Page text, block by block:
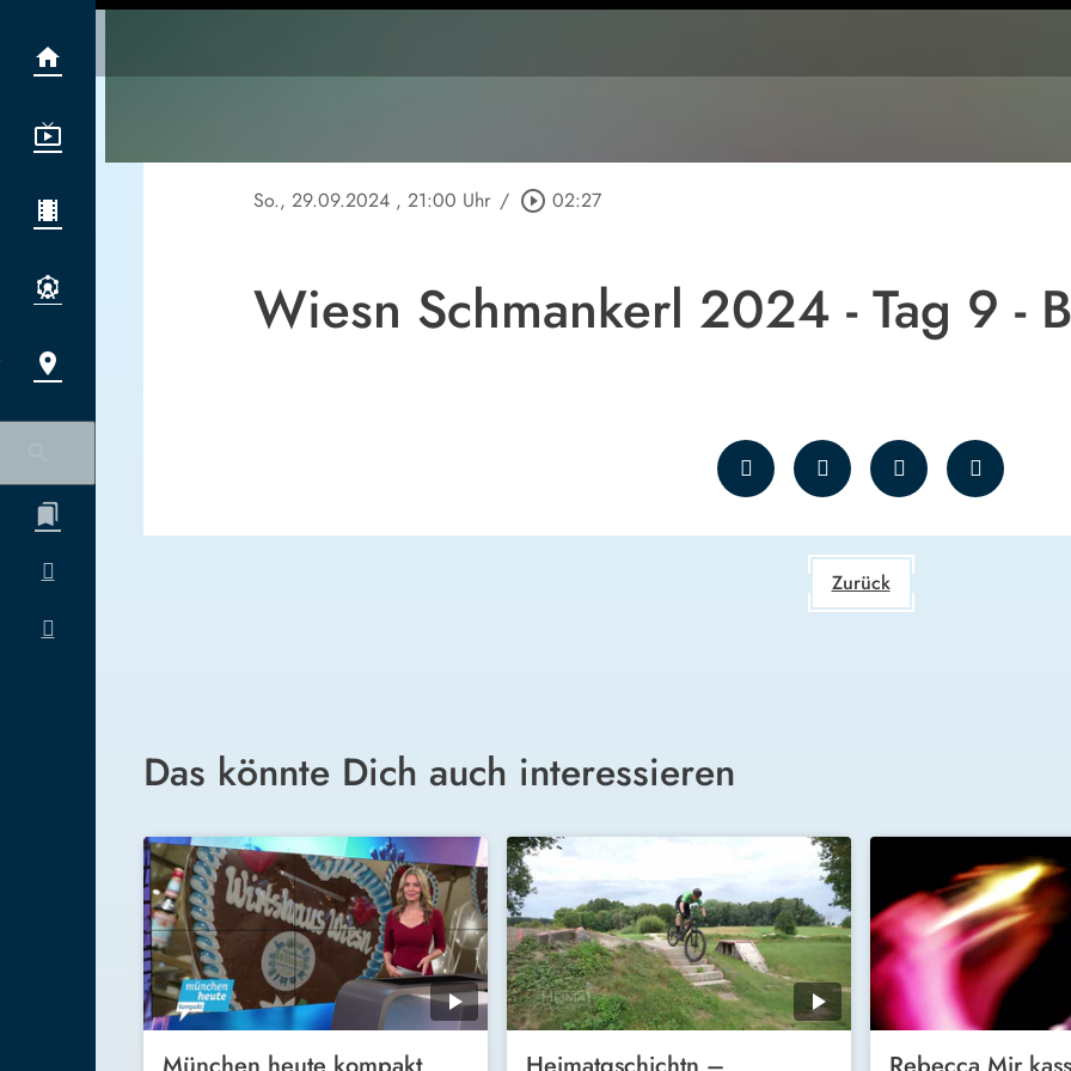
So., 29.09.2024 , 21:00 Uhr / play_circle_outline 02:27
Wiesn Schmankerl 2024 - Tag 9 -
Zurück
Das könnte Dich auch interessieren